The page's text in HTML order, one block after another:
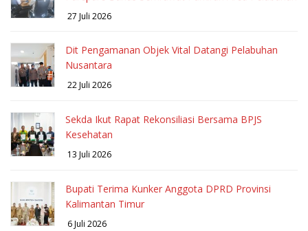
27 Juli 2026
Dit Pengamanan Objek Vital Datangi Pelabuhan
Nusantara
22 Juli 2026
Sekda Ikut Rapat Rekonsiliasi Bersama BPJS
Kesehatan
13 Juli 2026
Bupati Terima Kunker Anggota DPRD Provinsi
Kalimantan Timur
6 Juli 2026